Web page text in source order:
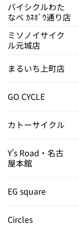
バイシクルわた
なべ ｶﾈﾎﾞｳ通り店
ミソノイサイク
ル元城店
まるいち上町店
GO CYCLE
カトーサイクル
Y’s Road・名古
屋本館
EG square
Circles